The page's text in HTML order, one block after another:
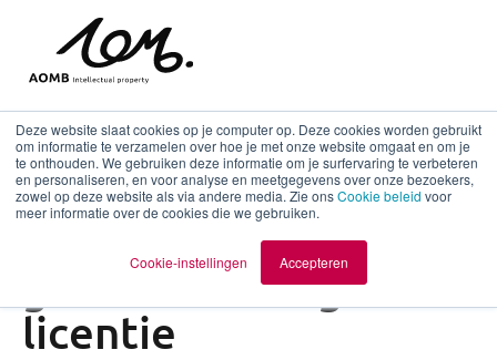
Deze website slaat cookies op je computer op. Deze cookies worden gebruikt
om informatie te verzamelen over hoe je met onze website omgaat en om je
te onthouden. We gebruiken deze informatie om je surfervaring te verbeteren
en personaliseren, en voor analyse en meetgegevens over onze bezoekers,
zowel op deze website als via andere media. Zie onsCookie beleid voor
meer informatie over de cookies die we gebruiken.
Cookie-instellingen Accepteren
Het belang van
afspraken voor
geheimhouding en
licentie